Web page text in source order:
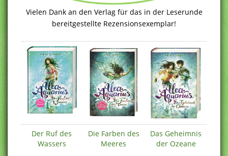
Vielen Dank an den Verlag für das in der Leserunde
bereitgestellte Rezensionsexemplar!
Der Ruf des
Wassers
Die Farben des
Meeres
Das Geheimnis
der Ozeane